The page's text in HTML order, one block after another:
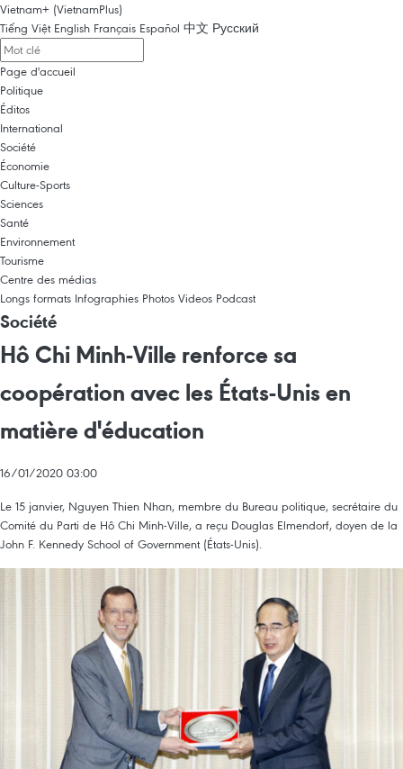
Vietnam+ (VietnamPlus)
Tiếng Việt English Français Español 中文 Русский
Page d'accueil
Politique
Éditos
International
Société
Économie
Culture-Sports
Sciences
Santé
Environnement
Tourisme
Centre des médias
Longs formats Infographies Photos Videos Podcast
Société
Hô Chi Minh-Ville renforce sa
coopération avec les États-Unis en
matière d'éducation
16/01/2020 03:00
Le 15 janvier, Nguyen Thien Nhan, membre du Bureau politique, secrétaire du
Comité du Parti de Hô Chi Minh-Ville, a reçu Douglas Elmendorf, doyen de la
John F. Kennedy School of Government (États-Unis).